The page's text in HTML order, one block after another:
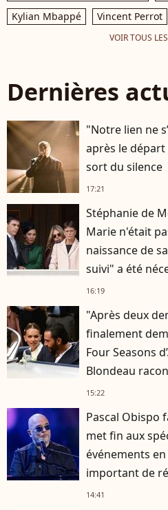
Kylian Mbappé
Vincent Perrot
VOIR TOUS
Dernières
"Notre lien ne
après le départ
sort du silence
17:21
Stéphanie de
Marie n'était
naissance de
suivi" a été
16:19
"Après deux
finalement
Four Seasons
Blondeau
15:22
Pascal Obispo
met fin aux
événements
important de
14:41